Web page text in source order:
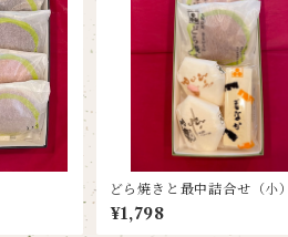
どら焼きと最中詰合せ（小
¥1,798